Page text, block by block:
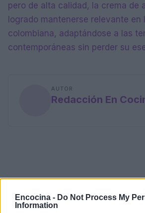
Encocina - Do Not Process My
Information
pero de alta calidad, la crema de
logrado mantenerse relevante en
colombiana, adaptándose a las
contemporáneas sin perder su
AUTOR
Redacción En